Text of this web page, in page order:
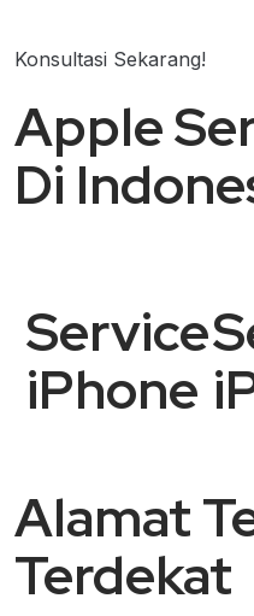
Konsultasi Sekarang!
Apple
Di
Service
iPhone
Alamat
Terdekat